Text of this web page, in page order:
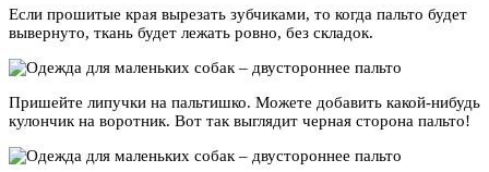
Если прошитые края вырезать зубчиками, то когда пальто будет
вывернуто, ткань будет лежать ровно, без складок.
Пришейте липучки на пальтишко. Можете добавить какой-нибудь
кулончик на воротник. Вот так выглядит черная сторона пальто!